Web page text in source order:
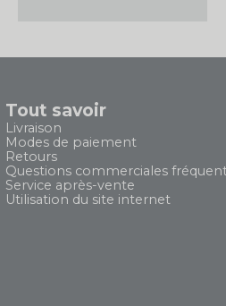
Tout savoir
Livraison
Modes de paiement
Retours
Questions commerciales
Service après-vente
Utilisation du site internet